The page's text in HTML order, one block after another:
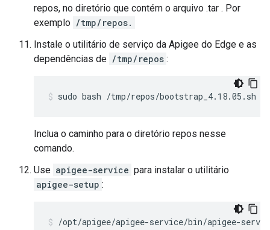
repos, no diretório que contém o arquivo .tar . Por
exemplo /tmp/repos.
Instale o utilitário de serviço da Apigee do Edge e as
dependências de /tmp/repos :
sudo bash /tmp/repos/bootstrap_4.18.05.sh
Inclua o caminho para o diretório repos nesse
comando.
Use apigee-service para instalar o utilitário
apigee-setup :
/opt/apigee/apigee-service/bin/apigee-